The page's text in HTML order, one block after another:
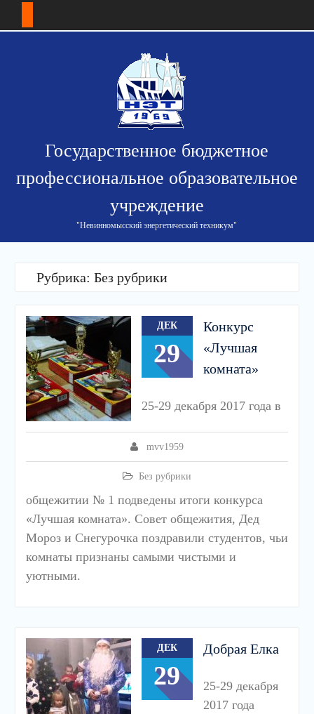
Государственное бюджетное
профессиональное образовательное
учреждение
"Невинномысский энергетический техникум"
Рубрика: Без рубрики
ДЕК
29
Конкурс
«Лучшая
комната»
mvv1959
Без рубрики
25-29 декабря 2017 года в
общежитии № 1 подведены итоги конкурса
«Лучшая комната». Совет общежития, Дед
Мороз и Снегурочка поздравили студентов, чьи
комнаты признаны самыми чистыми и
уютными.
ДЕК
29
Добрая Елка
25-29 декабря
2017 года